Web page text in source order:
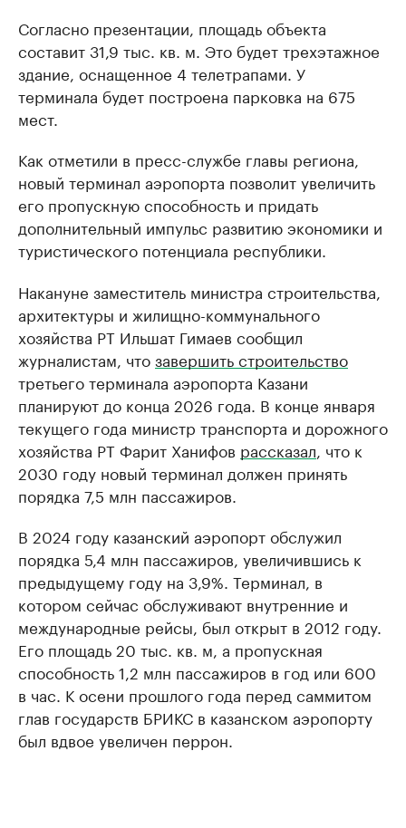
Согласно презентации, площадь объекта
составит 31,9 тыс. кв. м. Это будет трехэтажное
здание, оснащенное 4 телетрапами. У
терминала будет построена парковка на 675
мест.
Как отметили в пресс-службе главы региона,
новый терминал аэропорта позволит увеличить
его пропускную способность и придать
дополнительный импульс развитию экономики и
туристического потенциала республики.
Накануне заместитель министра строительства,
архитектуры и жилищно-коммунального
хозяйства РТ Ильшат Гимаев сообщил
журналистам, чтозавершить строительство
третьего терминала аэропорта Казани
планируют до конца 2026 года. В конце января
текущего года министр транспорта и дорожного
хозяйства РТ Фарит Ханифов рассказал, что к
2030 году новый терминал должен принять
порядка 7,5 млн пассажиров.
В 2024 году казанский аэропорт обслужил
порядка 5,4 млн пассажиров, увеличившись к
предыдущему году на 3,9%. Терминал, в
котором сейчас обслуживают внутренние и
международные рейсы, был открыт в 2012 году.
Его площадь 20 тыс. кв. м, а пропускная
способность 1,2 млн пассажиров в год или 600
в час. К осени прошлого года перед саммитом
глав государств БРИКС в казанском аэропорту
был вдвое увеличен перрон.